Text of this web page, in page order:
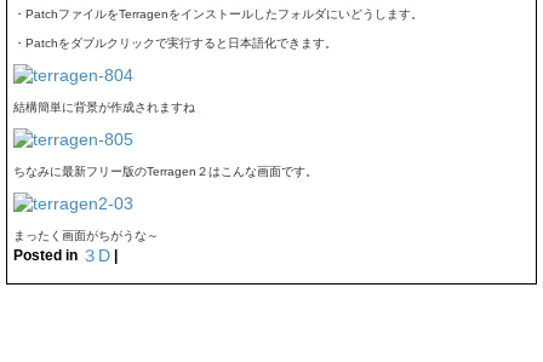
・PatchファイルをTerragenをインストールしたフォルダにいどうします。
・Patchをダブルクリックで実行すると日本語化できます。
結構簡単に背景が作成されますね
ちなみに最新フリー版のTerragen２はこんな画面です。
まったく画面がちがうな～
Posted in ３D |